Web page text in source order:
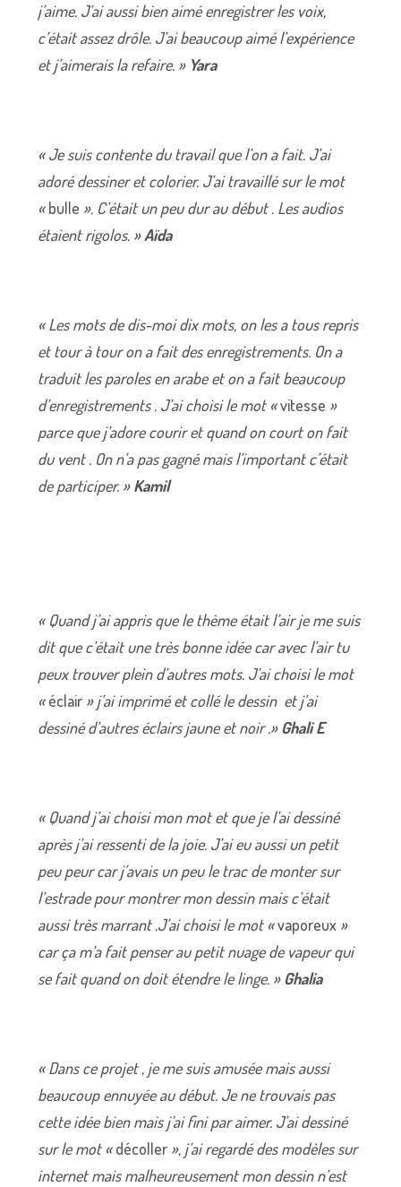
j’aime. J’ai aussi bien aimé enregistrer les voix,
c’était assez drôle. J’ai beaucoup aimé l’expérience
et j’aimerais la refaire. » Yara
« Je suis contente du travail que l’on a fait. J’ai
adoré dessiner et colorier. J’ai travaillé sur le mot
«bulle ». C’était un peu dur au début . Les audios
étaient rigolos. »Aïda
« Les mots de dis-moi dix mots, on les a tous repris
et tour à tour on a fait des enregistrements. On a
traduit les paroles en arabe et on a fait beaucoup
d’enregistrements . J’ai choisi le mot «vitesse »
parce que j’adore courir et quand on court on fait
du vent . On n’a pas gagné mais l’important c’était
de participer. »Kamil
« Quand j’ai appris que le thème était l’air je me suis
dit que c’était une très bonne idée car avec l’air tu
peux trouver plein d’autres mots. J’ai choisi le mot
«éclair » j’ai imprimé et collé le dessin et j’ai
dessiné d’autres éclairs jaune et noir .»Ghali E
« Quand j’ai choisi mon mot et que je l’ai dessiné
après j’ai ressenti de la joie. J’ai eu aussi un petit
peu peur car j’avais un peu le trac de monter sur
l’estrade pour montrer mon dessin mais c’était
aussi très marrant .J’ai choisi le mot «vaporeux »
car ça m’a fait penser au petit nuage de vapeur qui
se fait quand on doit étendre le linge. »Ghalia
« Dans ce projet , je me suis amusée mais aussi
beaucoup ennuyée au début. Je ne trouvais pas
cette idée bien mais j’ai fini par aimer. J’ai dessiné
sur le mot «décoller », j’ai regardé des modèles sur
internet mais malheureusement mon dessin n’est